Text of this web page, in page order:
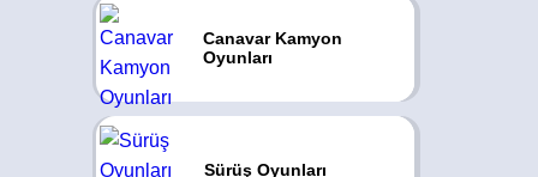
Canavar Kamyon
Oyunları
Sürüş Oyunları